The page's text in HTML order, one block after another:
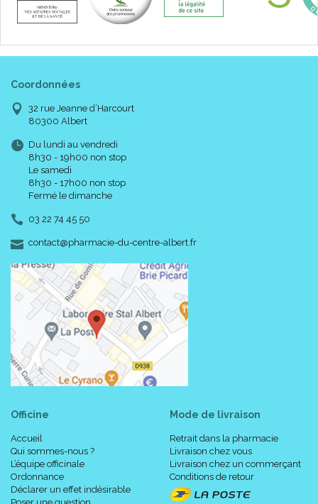
Coordonnées
32 rue Jeanne d’Harcourt
80300 Albert
Du lundi au vendredi
8h30 - 19h00 non stop
Le samedi
8h30 - 17h00 non stop
Fermé le dimanche
03 22 74 45 50
contact-
@-
pharmacie-du-centre-albert.fr
Officine
Accueil
Qui sommes-nous ?
L’équipe officinale
Ordonnance
Déclarer un effet indésirable
Mode de livraison
Retrait dans la pharmacie
Livraison chez vous
Livraison chez un commerçant
Conditions de retour